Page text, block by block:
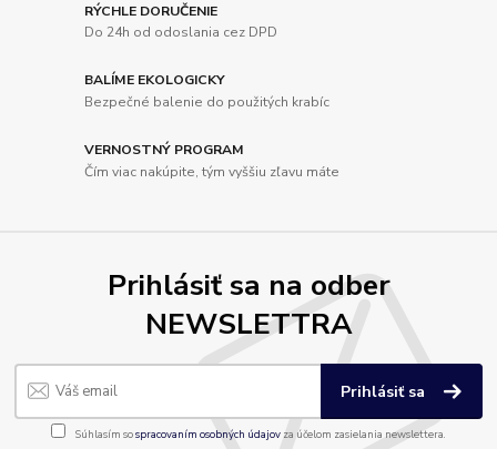
RÝCHLE DORUČENIE
Do 24h od odoslania cez DPD
BALÍME EKOLOGICKY
Bezpečné balenie do použitých krabíc
VERNOSTNÝ PROGRAM
Čím viac nakúpite, tým vyššiu zľavu máte
Prihlásiť sa na odber
NEWSLETTRA
Prihlásiť sa
Súhlasím sospracovaním osobných údajov za účelom zasielania newslettera.